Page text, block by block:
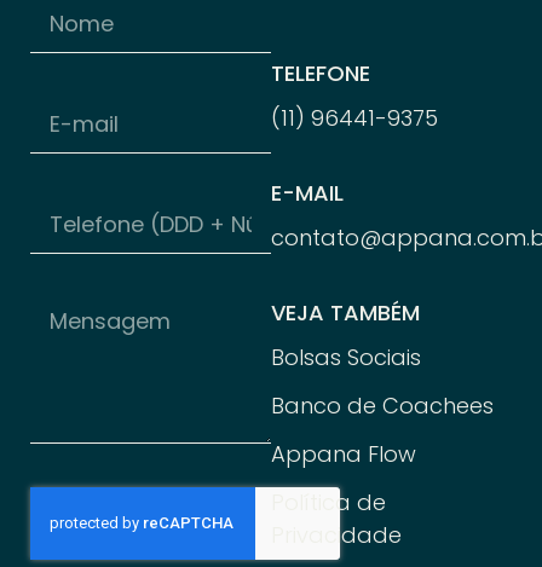
TELEFONE
(11) 96441-9375
E-MAIL
VEJA TAMBÉM
Bolsas Sociais
Banco de Coachees
Appana Flow
Política de
Privacidade